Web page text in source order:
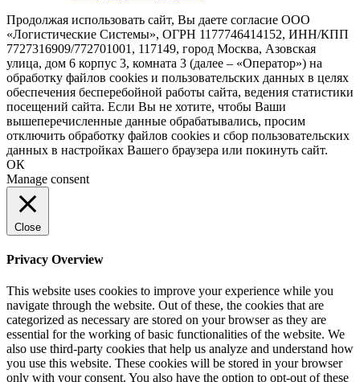
Продолжая использовать сайт, Вы даете согласие ООО
«Логистические Системы», ОГРН 1177746414152, ИНН/КПП
7727316909/772701001, 117149, город Москва, Азовская
улица, дом 6 корпус 3, комната 3 (далее – «Оператор») на
обработку файлов cookies и пользовательских данных в целях
обеспечения бесперебойной работы сайта, ведения статистики
посещений сайта. Если Вы не хотите, чтобы Ваши
вышеперечисленные данные обрабатывались, просим
отключить обработку файлов cookies и сбор пользовательских
данных в настройках Вашего браузера или покинуть сайт.
ОК
Manage consent
Close
Privacy Overview
This website uses cookies to improve your experience while you
navigate through the website. Out of these, the cookies that are
categorized as necessary are stored on your browser as they are
essential for the working of basic functionalities of the website. We
also use third-party cookies that help us analyze and understand how
you use this website. These cookies will be stored in your browser
only with your consent. You also have the option to opt-out of these